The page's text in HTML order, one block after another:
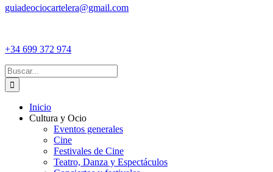
guiadeociocartelera@gmail.com
+34 699 372 974
Buscar:
Inicio
Cultura y Ocio
Eventos generales
Cine
Festivales de Cine
Teatro, Danza y Espectáculos